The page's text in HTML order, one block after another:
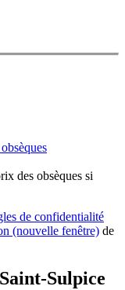
des obsèques si
de confidentialité
(nouvelle fenêtre) de
Sulpice